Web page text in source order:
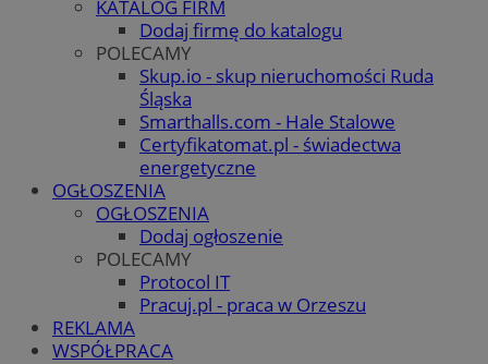
KATALOG FIRM
Dodaj firmę do katalogu
POLECAMY
Skup.io - skup nieruchomości Ruda
Śląska
Smarthalls.com - Hale Stalowe
Certyfikatomat.pl - świadectwa
energetyczne
OGŁOSZENIA
OGŁOSZENIA
Dodaj ogłoszenie
POLECAMY
Protocol IT
Pracuj.pl - praca w Orzeszu
REKLAMA
WSPÓŁPRACA